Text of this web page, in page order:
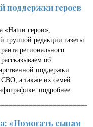
поддержки героев
«Наши герои»,
группой редакции газеты
регионального
об
поддержки
СВО, а также их семей.
подробнее
«Помогать сынам